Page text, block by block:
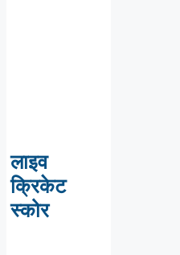
लाइव
क्रिकेट
स्कोर